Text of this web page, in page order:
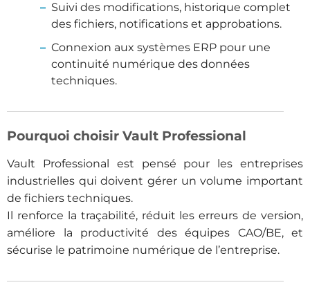
Suivi des modifications, historique complet
des fichiers, notifications et approbations.
Connexion aux systèmes ERP pour une
continuité numérique des données
techniques.
Pourquoi choisir Vault Professional
Vault Professional est pensé pour les entreprises
industrielles qui doivent gérer un volume important
de fichiers techniques.
Il renforce la traçabilité, réduit les erreurs de version,
améliore la productivité des équipes CAO/BE, et
sécurise le patrimoine numérique de l’entreprise.